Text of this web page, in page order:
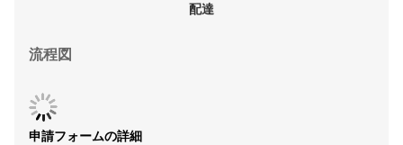
配達
流程図
申請フォームの詳細